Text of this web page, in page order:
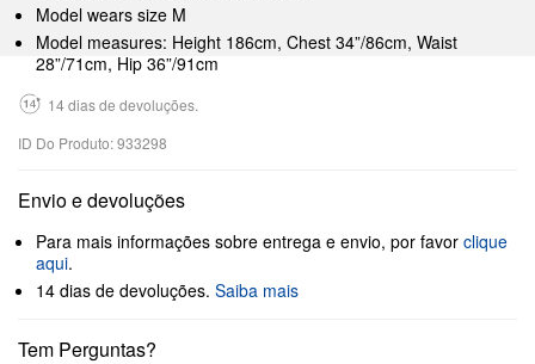
Model wears size M
Model measures: Height 186cm, Chest 34”/86cm, Waist
28”/71cm, Hip 36”/91cm
14 dias de devoluções.
ID Do Produto: 933298
Envio e devoluções
Para mais informações sobre entrega e envio, por favor clique
aqui.
14 dias de devoluções. Saiba mais
Tem Perguntas?